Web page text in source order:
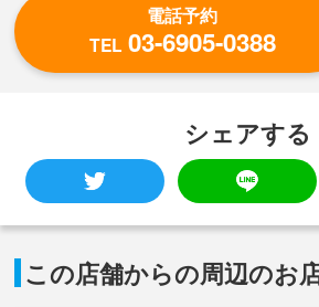
電話予約
TEL 03-6905-0388
シェアする
この店舗からの周辺のお